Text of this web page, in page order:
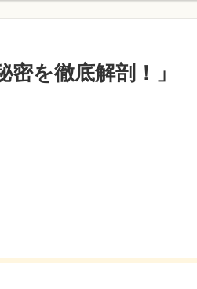
密を徹底解剖！」